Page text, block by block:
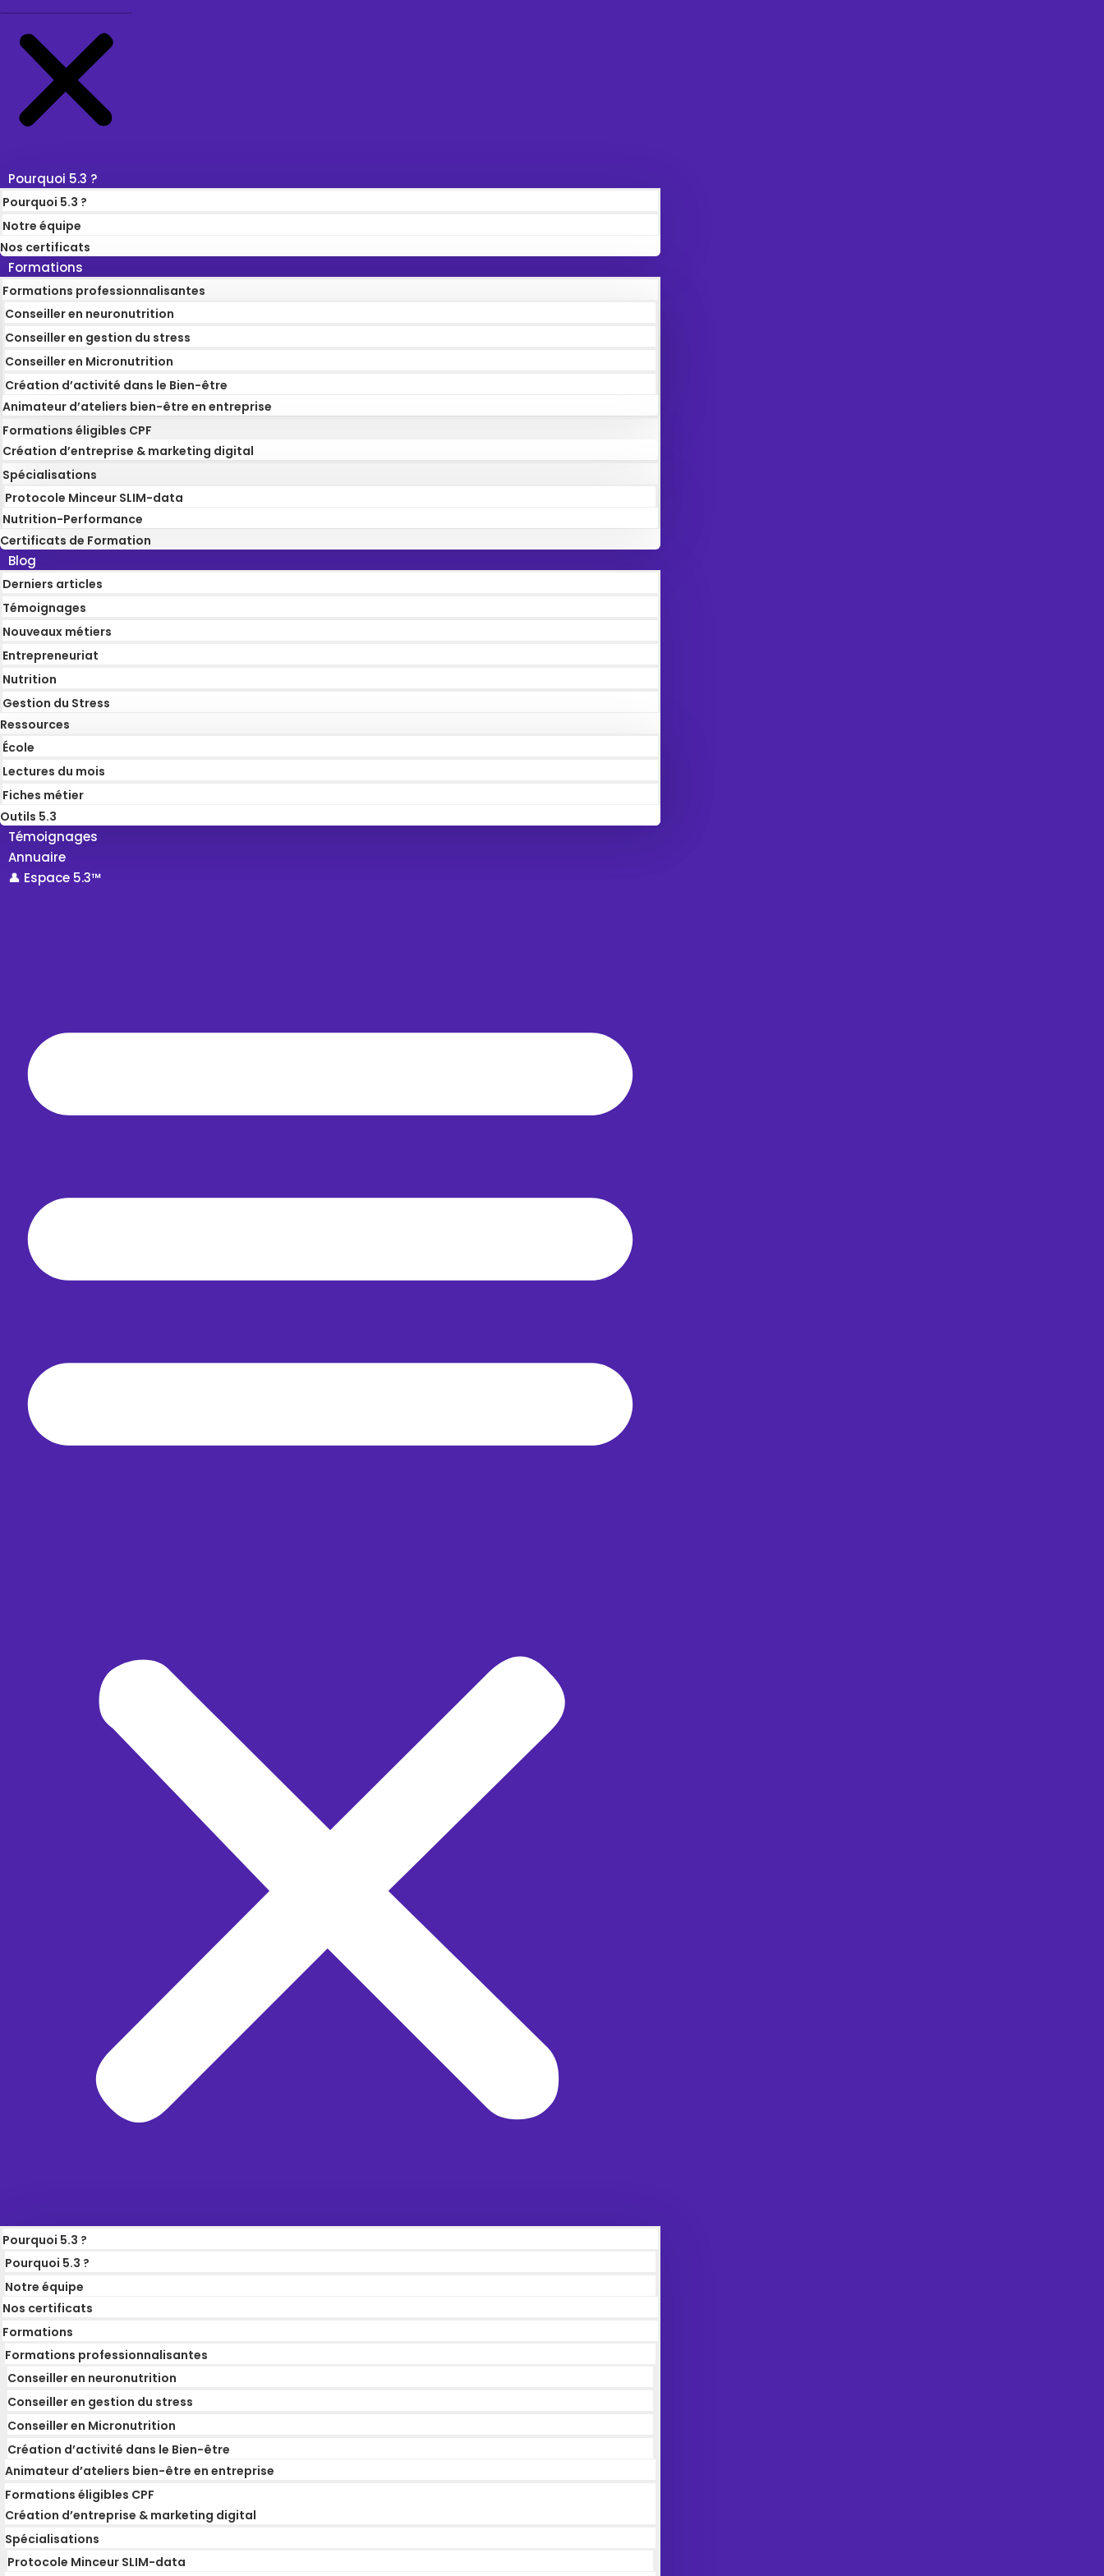
Pourquoi 5.3 ?
Pourquoi 5.3 ?
Notre équipe
Nos certificats
Formations
Formations professionnalisantes
Conseiller en neuronutrition
Conseiller en gestion du stress
Conseiller en Micronutrition
Création d’activité dans le Bien-être
Animateur d’ateliers bien-être en entreprise
Formations éligibles CPF
Création d’entreprise & marketing digital
Spécialisations
Protocole Minceur SLIM-data
Nutrition-Performance
Certificats de Formation
Blog
Derniers articles
Témoignages
Nouveaux métiers
Entrepreneuriat
Nutrition
Gestion du Stress
Ressources
École
Lectures du mois
Fiches métier
Outils 5.3
Témoignages
Annuaire
👤 Espace 5.3™
Pourquoi 5.3 ?
Pourquoi 5.3 ?
Notre équipe
Nos certificats
Formations
Formations professionnalisantes
Conseiller en neuronutrition
Conseiller en gestion du stress
Conseiller en Micronutrition
Création d’activité dans le Bien-être
Animateur d’ateliers bien-être en entreprise
Formations éligibles CPF
Création d’entreprise & marketing digital
Spécialisations
Protocole Minceur SLIM-data